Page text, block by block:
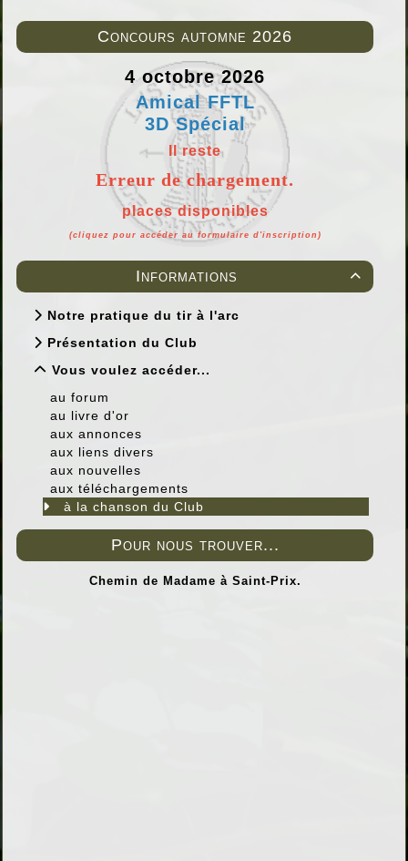
Concours automne 2026
4 octobre 2026
Amical FFTL
3D Spécial
Il reste
Erreur de chargement.
places disponibles
(cliquez pour accéder au formulaire d'inscription)

Informations
Notre pratique du tir à l'arc
Présentation du Club
Vous voulez accéder...
au forum
au livre d'or
aux annonces
aux liens divers
aux nouvelles
aux téléchargements
à la chanson du Club
Pour nous trouver...
Chemin de Madame à Saint-Prix.